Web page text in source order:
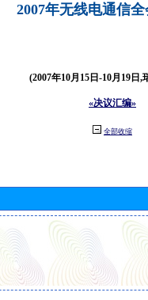
2007年无线电通信
(2007年10月15日-10月19日,
«决议汇编»
全部收缩